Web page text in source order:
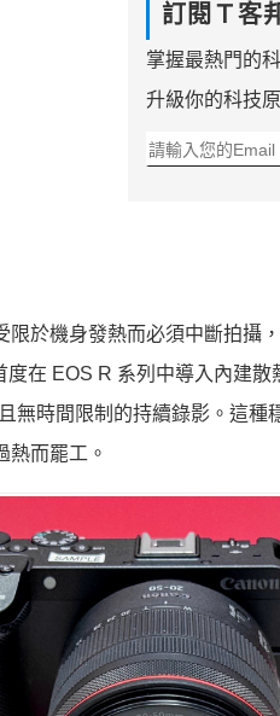
訂閱Ｔ客
掌握最熱門的
升級你的科技原
於機身發熱而必須中斷拍攝
在 EOS R 系列中導入內建散
無時間限制的持續錄影。這
熱而罷工。